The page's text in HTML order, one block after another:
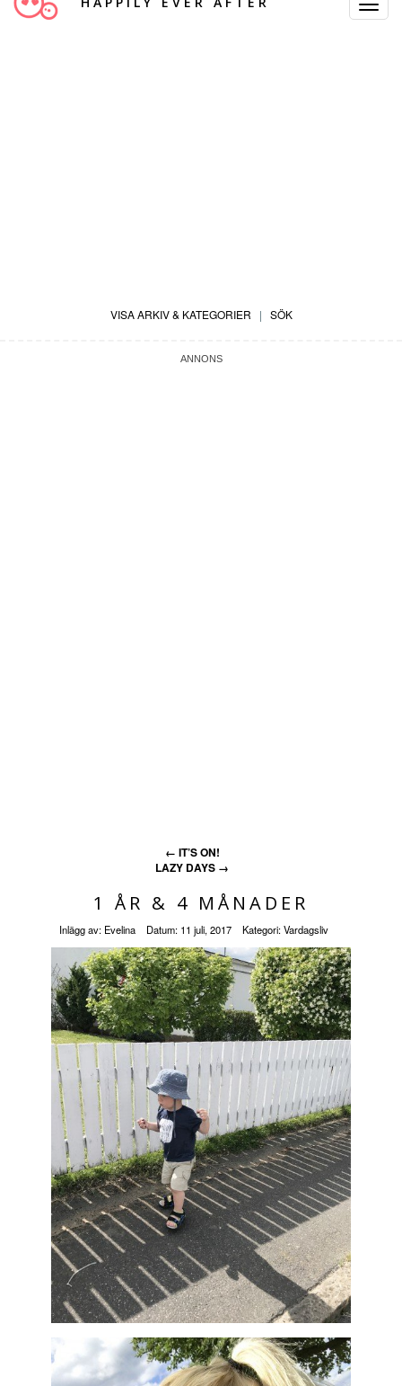
Toggle
VISA ARKIV & KATEGORIER | SÖK
← IT’S ON!
LAZY DAYS →
1 ÅR & 4 MÅNADER
Inlägg av: Evelina Datum: 11 juli, 2017 Kategori:Vardagsliv